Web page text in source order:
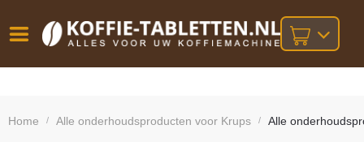
besteld,
bij orders
Home / Alle onderhoudsproducten voor Krups / Alle